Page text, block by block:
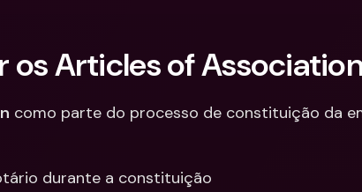
os Articles of
como parte do processo de constituição da
durante a constituição